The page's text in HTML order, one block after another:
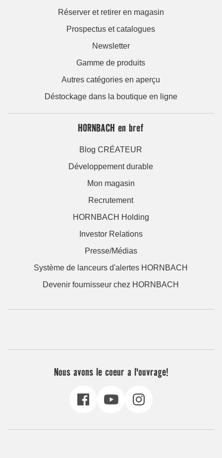
Réserver et retirer en magasin
Prospectus et catalogues
Newsletter
Gamme de produits
Autres catégories en aperçu
Déstockage dans la boutique en ligne
HORNBACH en bref
Blog CRÉATEUR
Développement durable
Mon magasin
Recrutement
HORNBACH Holding
Investor Relations
Presse/Médias
Système de lanceurs d'alertes HORNBACH
Devenir fournisseur chez HORNBACH
Nous avons le coeur a l'ouvrage!